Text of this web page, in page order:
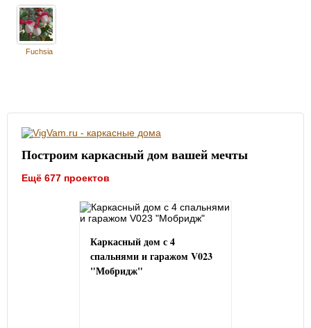
Fuchsia
Построим каркасный дом вашей мечты
Ещё 677 проектов
Каркасный дом с 4
спальнями и гаражом V023
"Мобридж"